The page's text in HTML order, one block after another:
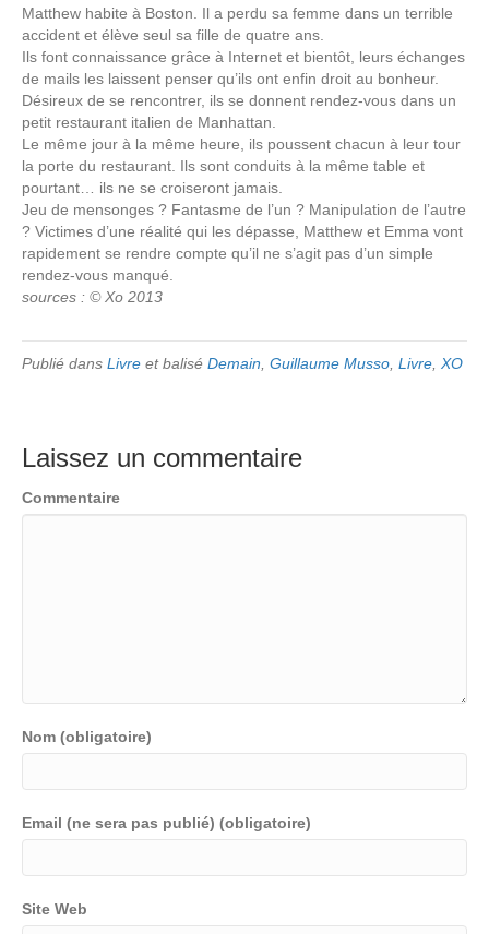
Matthew habite à Boston. Il a perdu sa femme dans un terrible
accident et élève seul sa fille de quatre ans.
Ils font connaissance grâce à Internet et bientôt, leurs échanges
de mails les laissent penser qu’ils ont enfin droit au bonheur.
Désireux de se rencontrer, ils se donnent rendez-vous dans un
petit restaurant italien de Manhattan.
Le même jour à la même heure, ils poussent chacun à leur tour
la porte du restaurant. Ils sont conduits à la même table et
pourtant… ils ne se croiseront jamais.
Jeu de mensonges ? Fantasme de l’un ? Manipulation de l’autre
? Victimes d’une réalité qui les dépasse, Matthew et Emma vont
rapidement se rendre compte qu’il ne s’agit pas d’un simple
rendez-vous manqué.
sources : © Xo 2013
Publié dans Livre et balisé Demain Guillaume Musso Livre XO
Laissez un commentaire
Commentaire
Nom (obligatoire)
Email (ne sera pas publié) (obligatoire)
Site Web